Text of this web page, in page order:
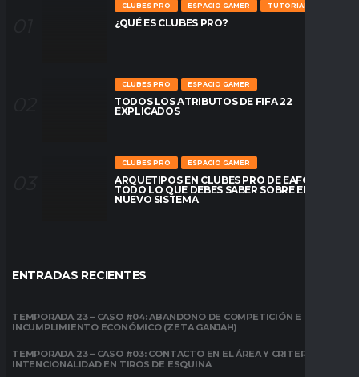
CLUBES PRO ESPACIO GAMER TUTORIALES
¿QUÉ ES CLUBES PRO?
CLUBES PRO ESPACIO GAMER
TODOS LOS ATRIBUTOS DE FIFA 22
EXPLICADOS
CLUBES PRO ESPACIO GAMER
ARQUETIPOS EN CLUBES PRO DE EAFC26:
TODO LO QUE DEBES SABER SOBRE EL
NUEVO SISTEMA
ENTRADAS RECIENTES
TEMPORADA 23 – CASO #04: ABANDONO DE COMPETICIÓN E
INCUMPLIMIENTO ECONÓMICO (ZETA GANJAH)
TEMPORADA 23 – CASO #03: CONTACTO EN EL ÁREA Y CRITERIO DE
INTENCIONALIDAD EN TIROS DE ESQUINA